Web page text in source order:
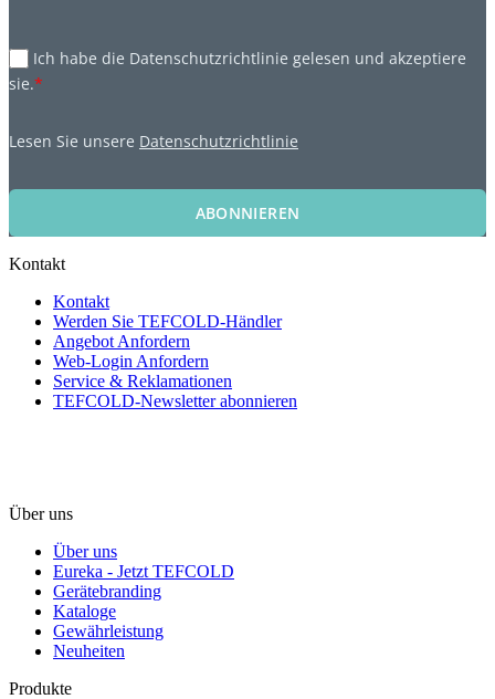
Ich habe die Datenschutzrichtlinie gelesen und akzeptiere
sie.*
Lesen Sie unsere Datenschutzrichtlinie
ABONNIEREN
Kontakt
Kontakt
Werden Sie TEFCOLD-Händler
Angebot Anfordern
Web-Login Anfordern
Service & Reklamationen
TEFCOLD-Newsletter abonnieren
Über uns
Über uns
Eureka - Jetzt TEFCOLD
Gerätebranding
Kataloge
Gewährleistung
Neuheiten
Produkte